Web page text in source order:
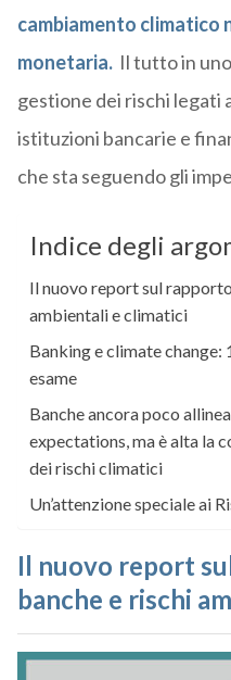
cambiamento climatico
monetaria. Il tutto in
gestione dei rischi legati
istituzioni bancarie e
che sta seguendo gli
Indice degli
Il nuovo report sul
ambientali e climatici
Banking e climate change:
esame
Banche ancora poco
expectations, ma è alta la
dei rischi climatici
Un’attenzione speciale ai
Il nuovo report
banche e rischi